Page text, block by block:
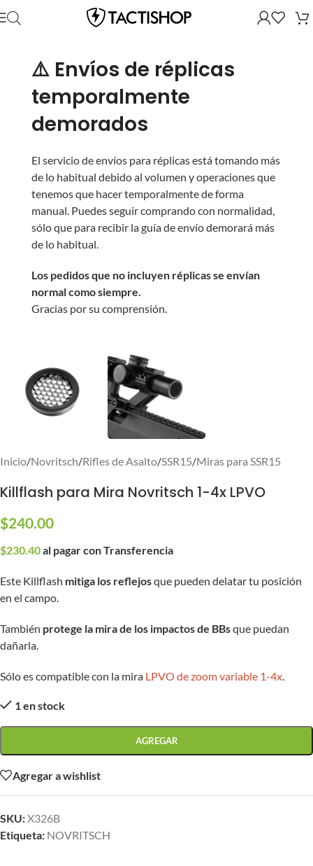
⚠️ Envíos de réplicas
temporalmente
demorados
El servicio de envíos para réplicas está tomando más
de lo habitual debido al volumen y operaciones que
tenemos que hacer temporalmente de forma
manual. Puedes seguir comprando con normalidad,
sólo que para recibir la guía de envío demorará más
de lo habitual.
Los pedidos que no incluyen réplicas se envían
normal como siempre.
Gracias por su comprensión.
Inicio/Novritsch/Rifles de Asalto/SSR15/Miras para SSR15
Killflash para Mira Novritsch 1-4x LPVO
$240.00
$230.40al pagar con Transferencia
Este Killflash mitiga los reflejosque pueden delatar tu posición
en el campo.
También protege la mira de los impactos de BBsque puedan
dañarla.
Sólo es compatible con la mira LPVO de zoom variable 1-4x.
1 en stock
AGREGAR
Agregar a wishlist
SKU:X326B
Etiqueta: NOVRITSCH